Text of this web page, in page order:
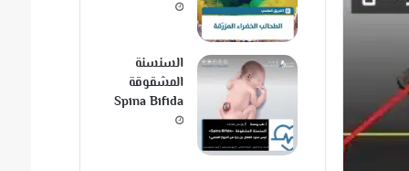
السنسنة
المشقوقة
Spina Bifida